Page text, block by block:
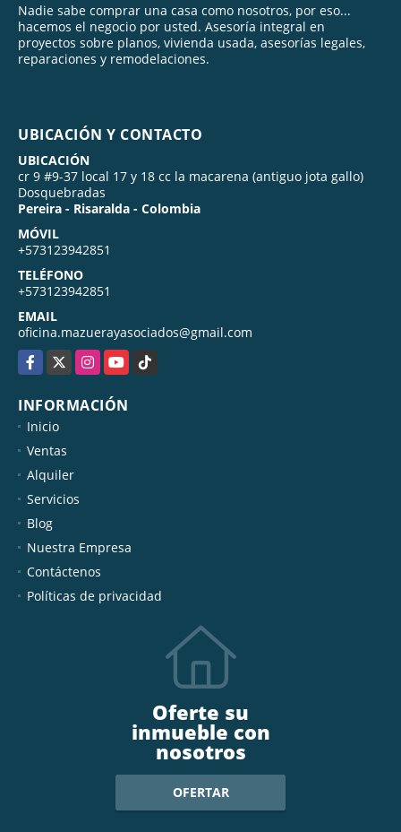
Nadie sabe comprar una casa como nosotros, por eso...
hacemos el negocio por usted. Asesoría integral en
proyectos sobre planos, vivienda usada, asesorías legales,
reparaciones y remodelaciones.
UBICACIÓN Y CONTACTO
UBICACIÓN
cr 9 #9-37 local 17 y 18 cc la macarena (antiguo jota gallo)
Dosquebradas
Pereira - Risaralda - Colombia
MÓVIL
+573123942851
TELÉFONO
+573123942851
EMAIL
oficina.mazuerayasociados@gmail.com
Facebook
X InstagramYouTubeTikTok
INFORMACIÓN
Inicio
Ventas
Alquiler
Servicios
Blog
Nuestra Empresa
Contáctenos
Políticas de privacidad
Oferte su
inmueble con
nosotros
OFERTAR